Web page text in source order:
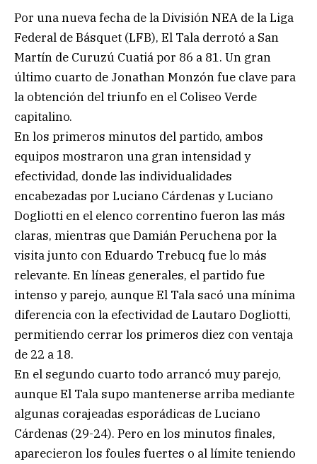
Por una nueva fecha de la División NEA de la Liga
Federal de Básquet (LFB), El Tala derrotó a San
Martín de Curuzú Cuatiá por 86 a 81. Un gran
último cuarto de Jonathan Monzón fue clave para
la obtención del triunfo en el Coliseo Verde
capitalino.
En los primeros minutos del partido, ambos
equipos mostraron una gran intensidad y
efectividad, donde las individualidades
encabezadas por Luciano Cárdenas y Luciano
Dogliotti en el elenco correntino fueron las más
claras, mientras que Damián Peruchena por la
visita junto con Eduardo Trebucq fue lo más
relevante. En líneas generales, el partido fue
intenso y parejo, aunque El Tala sacó una mínima
diferencia con la efectividad de Lautaro Dogliotti,
permitiendo cerrar los primeros diez con ventaja
de 22 a 18.
En el segundo cuarto todo arrancó muy parejo,
aunque El Tala supo mantenerse arriba mediante
algunas corajeadas esporádicas de Luciano
Cárdenas (29-24). Pero en los minutos finales,
aparecieron los foules fuertes o al límite teniendo